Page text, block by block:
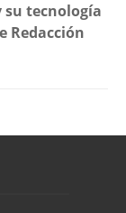
su tecnología
Redacción